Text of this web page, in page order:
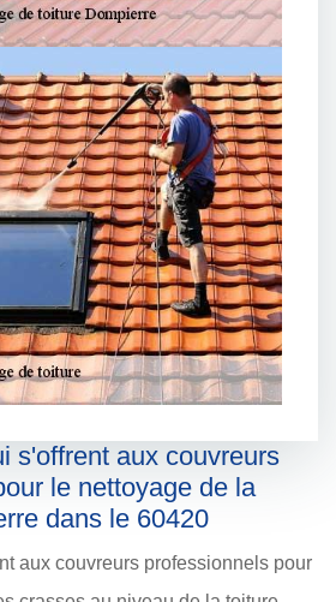
s'offrent aux couvreurs
le nettoyage de la
dans le 60420
aux couvreurs professionnels pour